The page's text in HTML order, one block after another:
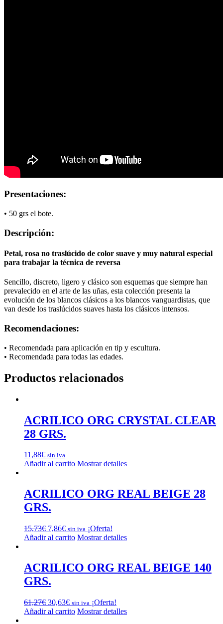
Presentaciones:
• 50 grs el bote.
Descripción:
Petal, rosa no traslúcido de color suave y muy natural especial
para trabajar la técnica de reversa
Sencillo, discreto, ligero y clásico son esquemas que siempre han
prevalecido en el arte de las uñas, esta colección presenta la
evolución de los blancos clásicos a los blancos vanguardistas, que
van desde los traslúcidos suaves hasta los clásicos intensos.
Recomendaciones:
• Recomendada para aplicación en tip y escultura.
• Recomendada para todas las edades.
Productos relacionados
ACRILICO ORG CRYSTAL CLEAR
28 GRS.
11,88€ sin iva
Añadir al carrito Mostrar detalles
ACRILICO ORG REAL BEIGE 28
GRS.
15,73€ El
precio
15,73€.
7,86€El
precio
7,86€.
sin iva ¡Oferta!
Añadir al carrito Mostrar detalles
ACRILICO ORG REAL BEIGE 140
GRS.
61,27€ El
precio
30,63€El
precio
sin iva ¡Oferta!
Añadir al carrito Mostrar detalles